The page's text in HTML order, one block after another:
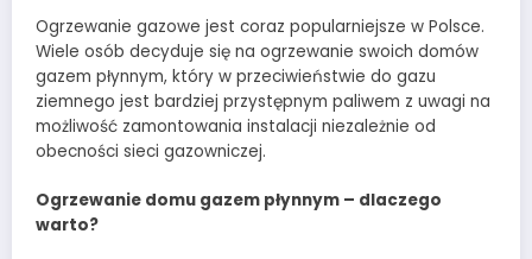
Ogrzewanie gazowe jest coraz popularniejsze w Polsce.
Wiele osób decyduje się na ogrzewanie swoich domów
gazem płynnym, który w przeciwieństwie do gazu
ziemnego jest bardziej przystępnym paliwem z uwagi na
możliwość zamontowania instalacji niezależnie od
obecności sieci gazowniczej.
Ogrzewanie domu gazem płynnym – dlaczego
warto?